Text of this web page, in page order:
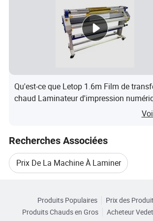
(Avec méLangeur statique,T-Die
stable et l'extrusion couchage)
7:Trois compoundage de rouleau
(Grand diamèTre du rouleau de Chill,
(DifféRentes endurance de silicium
difféRents usages)
8:Collection de fraisage
9:Double lèVe vitre de la station(déCoupe
Qu'est-ce que Letop 1.6m Film de
chaud Laminateur d'impression
Recherches Associées
Prix De La Machine À Laminer
Machine De Laminage À Chaud
Produits Populaires
Prix des
Produits Chauds en Gros
Acheteur